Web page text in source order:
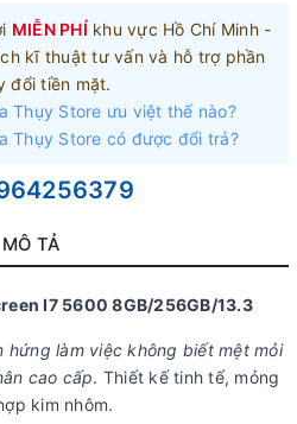
MIỄN PHÍ khu vực Hồ Chí Minh -
kĩ thuật tư vấn và hỗ trợ phần
đổi tiền mặt.
Thụy Store ưu việt thế nào?
Thụy Store có được đổi trả?
MÔ TẢ
I7 5600 8GB/256GB/13.3
hứng làm việc không biết mệt mỏi
cao cấp. Thiết kế tinh tế, mỏng
kim nhôm.